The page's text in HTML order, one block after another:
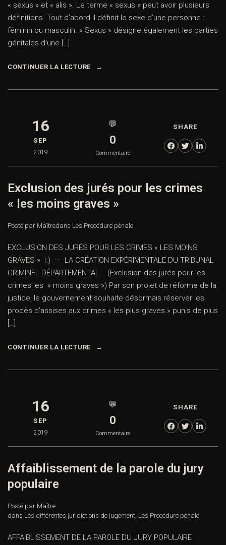
« sexus » et « alis ». Le terme « sexus » peut avoir plusieurs
définitions. Tout d’abord il définit le sexe d’une personne :
féminin ou masculin. « Sexus » désigne également les parties
génitales d’une […]
CONTINUER LA LECTURE
16
SEP
2019
💬
0
Commentaire
SHARE
Exclusion des jurés pour les crimes
« les moins graves »
Posté par Maîtredans Les Procédure pénale
EXCLUSION DES JURÉS POUR LES CRIMES « LES MOINS
GRAVES » I.) — LA CRÉATION EXPÉRIMENTALE DU TRIBUNAL
CRIMINEL DÉPARTEMENTAL (Exclusion des jurés pour les
crimes les » moins graves ») Par son projet de réforme de la
justice, le gouvernement souhaite désormais réserver les
procès d’assises aux crimes « les plus graves » punis de plus
[…]
CONTINUER LA LECTURE
16
SEP
2019
💬
0
Commentaire
SHARE
Affaiblissement de la parole du jury
populaire
Posté par Maître
dans Les différentes juridictions de jugement, Les Procédure pénale
AFFAIBLISSEMENT DE LA PAROLE DU JURY POPULAIRE